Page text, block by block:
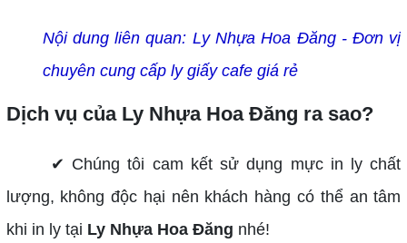
Nội dung liên quan: Ly Nhựa Hoa Đăng - Đơn vị
chuyên cung cấp ly giấy cafe giá rẻ
Dịch vụ của Ly Nhựa Hoa Đăng ra sao?
✔ Chúng tôi cam kết sử dụng mực in ly chất
lượng, không độc hại nên khách hàng có thể an tâm
khi in ly tại Ly Nhựa Hoa Đăng nhé!